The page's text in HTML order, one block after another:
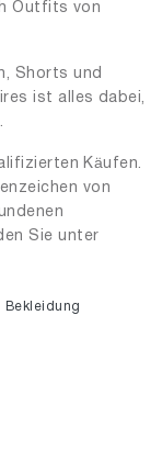
Outfits von
Shorts und
ist alles dabei,
Käufen.
von
Sie unter
Bekleidung